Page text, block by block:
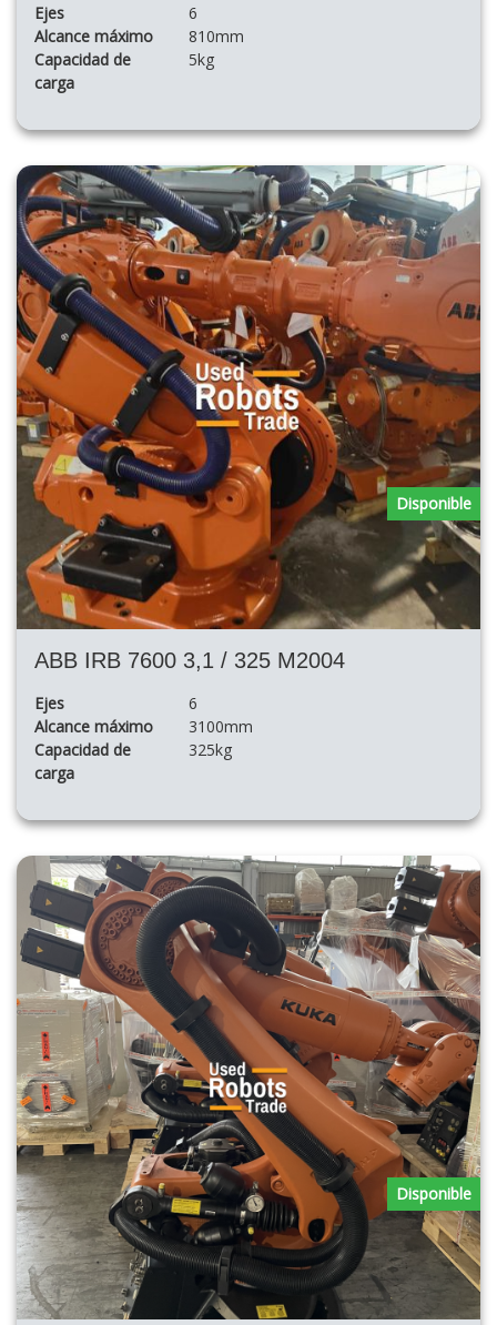
Ejes
6
Alcance máximo
810mm
Capacidad de
carga
5kg
ABB IRB 7600 3,1 / 325 M2004
Ejes
6
Alcance máximo
3100mm
Capacidad de
carga
325kg
Disponible
Disponible